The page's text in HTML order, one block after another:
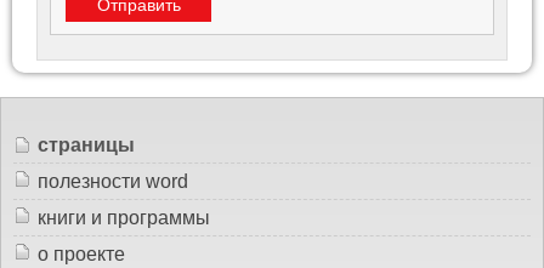
страницы
полезности word
книги и программы
о проекте